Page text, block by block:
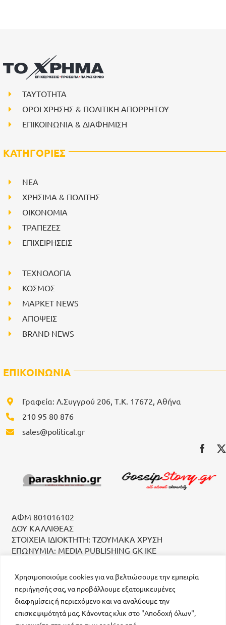
Χρησιμοποιούμε cookies για να βελτιώσουμε την εμπειρία
περιήγησής σας, να προβάλλουμε εξατομικευμένες
διαφημίσεις ή περιεχόμενο και να αναλύουμε την
επισκεψιμότητά μας. Κάνοντας κλικ στο "Αποδοχή όλων",
ΤΑΥΤΟΤΗΤΑ
ΟΡΟΙ ΧΡΗΣΗΣ & ΠΟΛΙΤΙΚΗ ΑΠΟΡΡΗΤΟΥ
ΕΠΙΚΟΙΝΩΝΙΑ & ΔΙΑΦΗΜΙΣΗ
ΚΑΤΗΓΟΡΙΕΣ
NEA
ΧΡΗΣΙΜΑ & ΠΟΛΙΤΗΣ
ΟΙΚΟΝΟΜΙΑ
ΤΡΑΠΕΖΕΣ
ΕΠΙΧΕΙΡΗΣΕΙΣ
ΤΕΧΝΟΛΟΓΙΑ
ΚΟΣΜΟΣ
ΜΑΡΚΕΤ NEWS
ΑΠΟΨΕΙΣ
BRAND NEWS
ΕΠΙΚΟΙΝΩΝΙΑ
Γραφεία: Λ.Συγγρού 206, Τ.Κ. 17672, Αθήνα
210 95 80 876
sales@political.gr
ΑΦΜ 801016102
ΔΟΥ ΚΑΛΛΙΘΕΑΣ
ΣΤΟΙΧΕΙΑ ΙΔΙΟΚΤΗΤΗ: ΤΖΟΥΜΑΚΑ ΧΡΥΣΗ
ΕΠΩΝΥΜΙΑ: MEDIA PUBLISHING GK IKE